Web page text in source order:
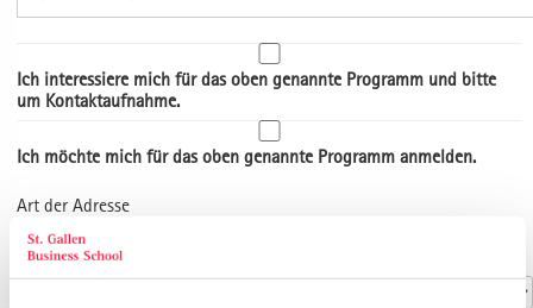
Ich interessiere mich für das oben genannte Programm und bitte
um Kontaktaufnahme.
Ich möchte mich für das oben genannte Programm anmelden.
Art der Adresse
Kontaktdaten
Anrede*